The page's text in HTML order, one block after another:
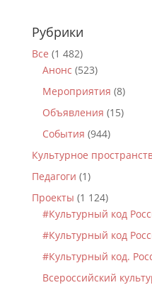
Рубрики
Все (1 482)
Анонс (523)
Мероприятия (8)
Объявления (15)
События (944)
Культурное
Педагоги (1)
Проекты (1 124)
#Культурный код
#Культурный код
#Культурный код.
Всероссийский